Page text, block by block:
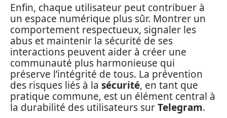
Enfin, chaque utilisateur peut contribuer à
un espace numérique plus sûr. Montrer un
comportement respectueux, signaler les
abus et maintenir la sécurité de ses
interactions peuvent aider à créer une
communauté plus harmonieuse qui
préserve l’intégrité de tous. La prévention
des risques liés à la sécurité, en tant que
pratique commune, est un élément central à
la durabilité des utilisateurs surTelegram.